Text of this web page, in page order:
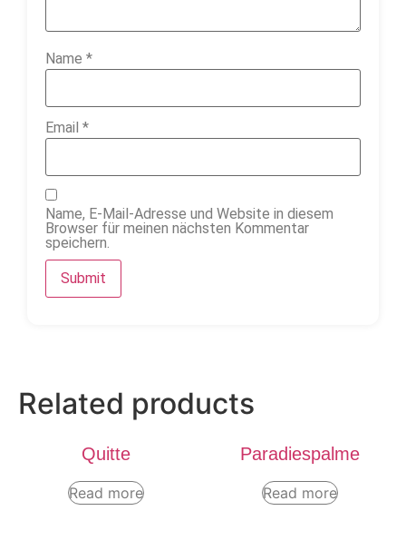
Name *
Email *
Name, E-Mail-Adresse und Website in diesem
Browser für meinen nächsten Kommentar
speichern.
Related products
Quitte
Read more
Paradiespalme
Read more